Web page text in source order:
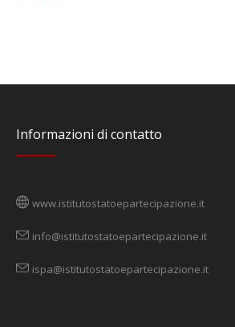
Informazioni di contatto
www.istitutostatoepartecipazione.it
info@istitutostatoepartecipazione.it
ispa@istitutostatoepartecipazione.it